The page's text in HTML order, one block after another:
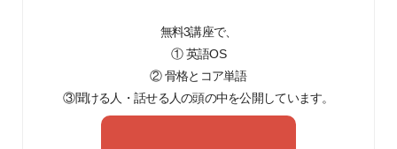
無料3講座で、
① 英語OS
② 骨格とコア単語
③聞ける人・話せる人の頭の中を公開しています。